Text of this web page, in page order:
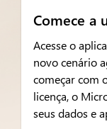
Comece a
Acesse o
novo cenário
começar com
licença, o
seus dados e